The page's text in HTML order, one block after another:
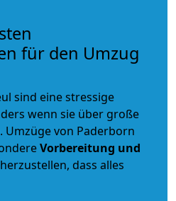
für den Umzug
sind eine stressige
wenn sie über große
von Paderborn
Vorbereitung und
dass alles